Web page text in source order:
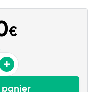
€
panier